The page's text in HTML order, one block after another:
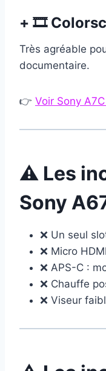
+ 🎞
Très agréable
documentaire.
👉 Voir Sony
⚠️ Les
Sony
❌ Un seul
❌ Micro HDMI
❌ APS-C :
❌ Chauffe
❌ Viseur